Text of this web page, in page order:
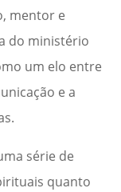
mentor e
do ministério
um elo entre
e a
série de
quanto